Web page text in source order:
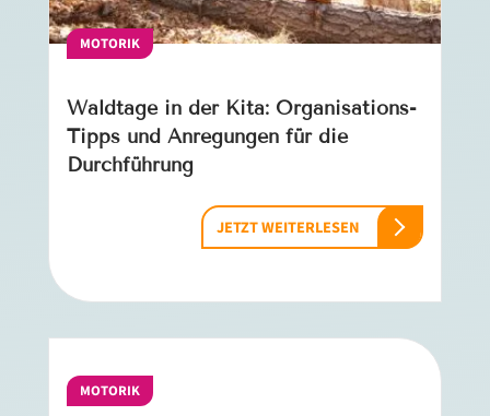
MOTORIK
Waldtage in der Kita: Organisations-
Tipps und Anregungen für die
Durchführung
JETZT WEITERLESEN
MOTORIK